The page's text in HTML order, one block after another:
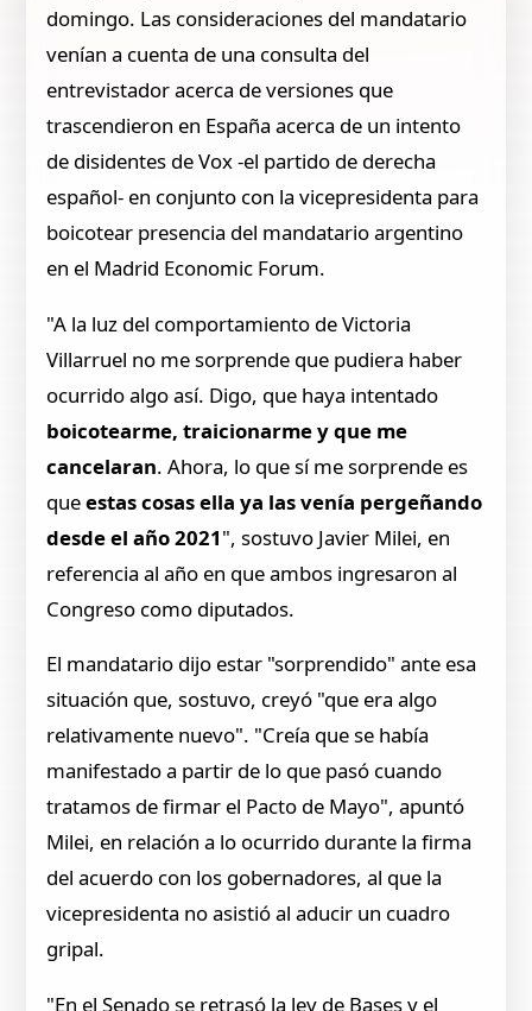
domingo. Las consideraciones del mandatario
venían a cuenta de una consulta del
entrevistador acerca de versiones que
trascendieron en España acerca de un intento
de disidentes de Vox -el partido de derecha
español- en conjunto con la vicepresidenta para
boicotear presencia del mandatario argentino
en el Madrid Economic Forum.
"A la luz del comportamiento de Victoria
Villarruel no me sorprende que pudiera haber
ocurrido algo así. Digo, que haya intentado
boicotearme, traicionarme y que me
cancelaran. Ahora, lo que sí me sorprende es
queestas cosas ella ya las venía pergeñando
desde el año 2021", sostuvo Javier Milei, en
referencia al año en que ambos ingresaron al
Congreso como diputados.
El mandatario dijo estar "sorprendido" ante esa
situación que, sostuvo, creyó "que era algo
relativamente nuevo". "Creía que se había
manifestado a partir de lo que pasó cuando
tratamos de firmar el Pacto de Mayo", apuntó
Milei, en relación a lo ocurrido durante la firma
del acuerdo con los gobernadores, al que la
vicepresidenta no asistió al aducir un cuadro
gripal.
"En el Senado se retrasó la ley de Bases y el